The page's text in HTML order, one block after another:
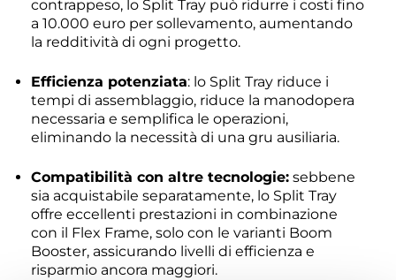
contrappeso, lo Split Tray può ridurre i costi fino
a 10.000 euro per sollevamento, aumentando
la redditività di ogni progetto.
Efficienza potenziata: lo Split Tray riduce i
tempi di assemblaggio, riduce la manodopera
necessaria e semplifica le operazioni,
eliminando la necessità di una gru ausiliaria.
Compatibilità con altre tecnologie: sebbene
sia acquistabile separatamente, lo Split Tray
offre eccellenti prestazioni in combinazione
con il Flex Frame, solo con le varianti Boom
Booster, assicurando livelli di efficienza e
risparmio ancora maggiori.